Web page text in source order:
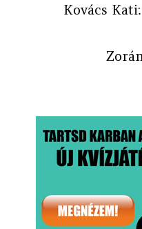
Kovács